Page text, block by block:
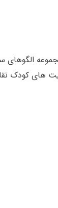
نقاشی ساده نهنگ
های کودک